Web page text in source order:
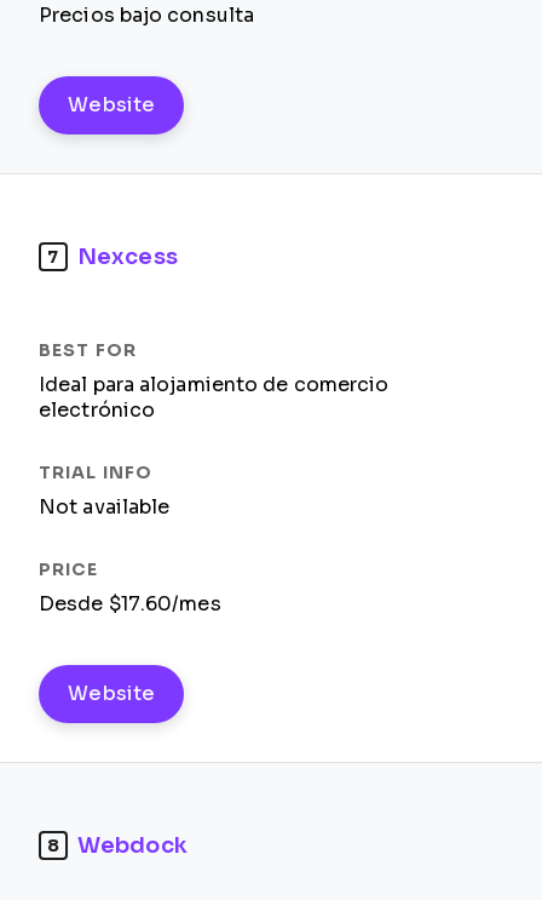
Precios bajo consulta
Website
7 Nexcess
Ideal para alojamiento de comercio
electrónico
Not available
Desde $17.60/mes
Website
8 Webdock